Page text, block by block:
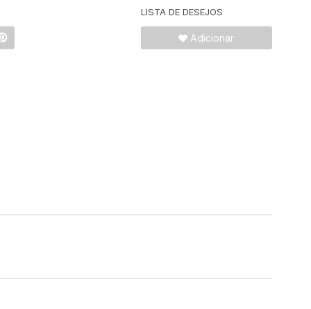
LISTA DE DESEJOS
Adicionar